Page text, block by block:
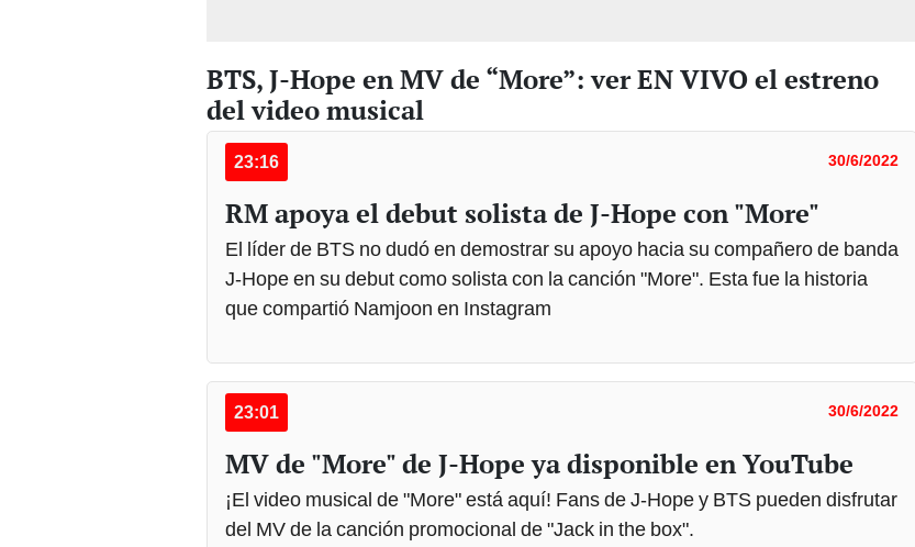
BTS, J-Hope en MV de “More”: ver EN VIVO el estreno
del video musical
23:16 30/6/2022
RM apoya el debut solista de J-Hope con "More"
El líder de BTS no dudó en demostrar su apoyo hacia su compañero de banda
J-Hope en su debut como solista con la canción "More". Esta fue la historia
que compartió Namjoon en Instagram
23:01 30/6/2022
MV de "More" de J-Hope ya disponible en YouTube
¡El video musical de "More" está aquí! Fans de J-Hope y BTS pueden disfrutar
del MV de la canción promocional de "Jack in the box".